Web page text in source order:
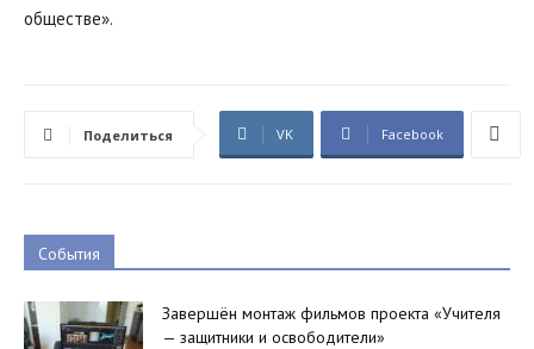
обществе».
Поделиться VK Facebook
События
Завершён монтаж фильмов проекта «Учителя
— защитники и освободители»